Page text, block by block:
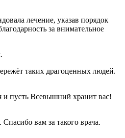
лечение, указав порядок
за внимательное
таких драгоценных людей.
и пусть Всевышний хранит вас!
вам за такого врача.